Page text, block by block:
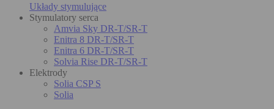
Układy stymulujące
Stymulatory serca
Amvia Sky DR-T/SR-T
Enitra 8 DR-T/SR-T
Enitra 6 DR-T/SR-T
Solvia Rise DR-T/SR-T
Elektrody
Solia CSP S
Solia